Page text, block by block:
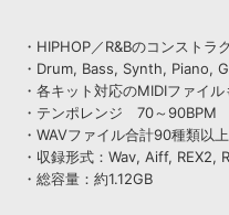
・HIPHOP／R&Bのコンスト
・Drum, Bass, Synth, Piano,
・各キット対応のMIDIファイ
・テンポレンジ 70～90BPM
・WAVファイル合計90種類以上
・収録形式：Wav, Aiff, REX2,
・総容量：約1.12GB